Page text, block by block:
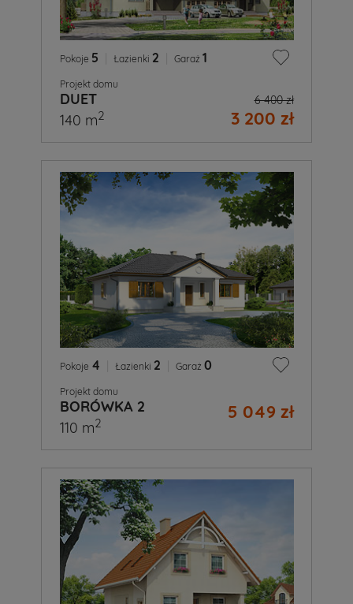
Pokoje 5 Łazienki 2 Garaż 1
Projekt domu
DUET 6 400 zł
3 200 zł
140 m2
Pokoje 4 Łazienki 2 Garaż 0
Projekt domu
BORÓWKA 2 5 049 zł
110 m2